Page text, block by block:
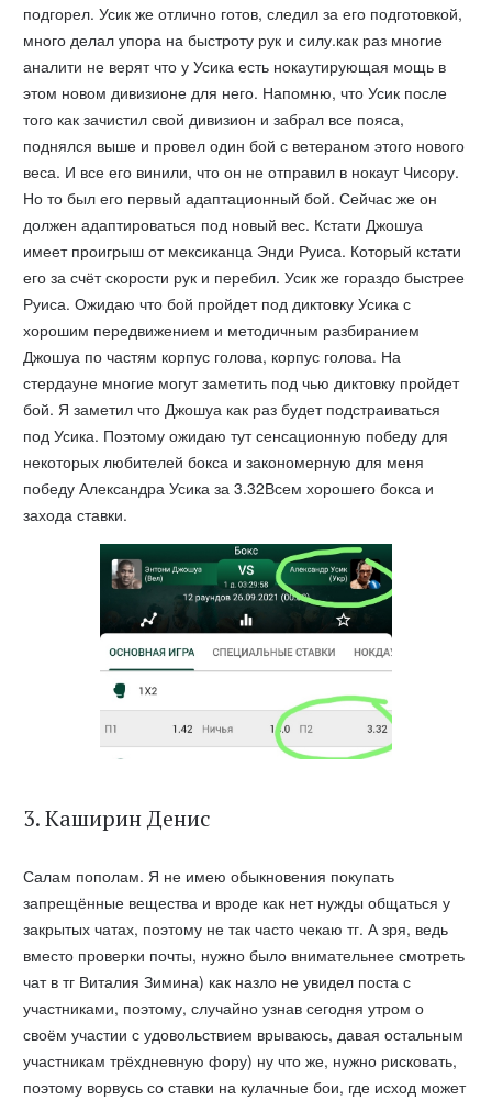
подгорел. Усик же отлично готов, следил за его подготовкой,
много делал упора на быстроту рук и силу.как раз многие
аналити не верят что у Усика есть нокаутирующая мощь в
этом новом дивизионе для него. Напомню, что Усик после
того как зачистил свой дивизион и забрал все пояса,
поднялся выше и провел один бой с ветераном этого нового
веса. И все его винили, что он не отправил в нокаут Чисору.
Но то был его первый адаптационный бой. Сейчас же он
должен адаптироваться под новый вес. Кстати Джошуа
имеет проигрыш от мексиканца Энди Руиса. Который кстати
его за счёт скорости рук и перебил. Усик же гораздо быстрее
Руиса. Ожидаю что бой пройдет под диктовку Усика с
хорошим передвижением и методичным разбиранием
Джошуа по частям корпус голова, корпус голова. На
стердауне многие могут заметить под чью диктовку пройдет
бой. Я заметил что Джошуа как раз будет подстраиваться
под Усика. Поэтому ожидаю тут сенсационную победу для
некоторых любителей бокса и закономерную для меня
победу Александра Усика за 3.32Всем хорошего бокса и
захода ставки.
3. Каширин Денис
Салам пополам. Я не имею обыкновения покупать
запрещённые вещества и вроде как нет нужды общаться у
закрытых чатах, поэтому не так часто чекаю тг. А зря, ведь
вместо проверки почты, нужно было внимательнее смотреть
чат в тг Виталия Зимина) как назло не увидел поста с
участниками, поэтому, случайно узнав сегодня утром о
своём участии с удовольствием врываюсь, давая остальным
участникам трёхдневную фору) ну что же, нужно рисковать,
поэтому ворвусь со ставки на кулачные бои, где исход может